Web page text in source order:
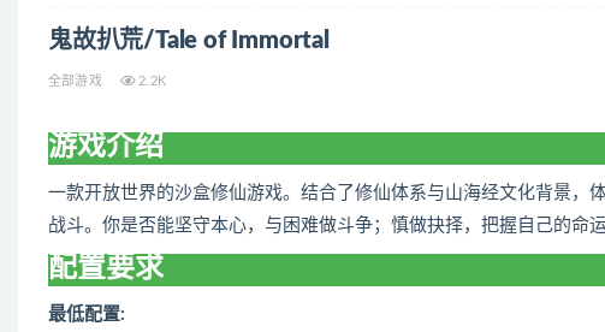
鬼故扒荒/Tale of Immortal
全部游戏 2.2K
游戏介绍
一款开放世界的沙盒修仙游戏。结合了修仙体系与山海经文化背景，
战斗。你是否能坚守本心，与困难做斗争；慎做抉择，把握自己的命运
配置要求
最低配置: